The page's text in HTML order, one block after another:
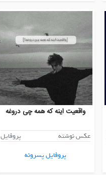
واقعیت اینه که همه چی دروغه
عکس نوشته
پروفایل
پروفایل پسرونه